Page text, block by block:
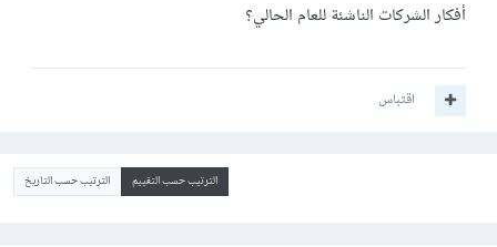
أفكار الشركات الناشئة للعام الحالي؟
اقتباس
الترتيب حسب التقييم الترتيب حسب التاريخ